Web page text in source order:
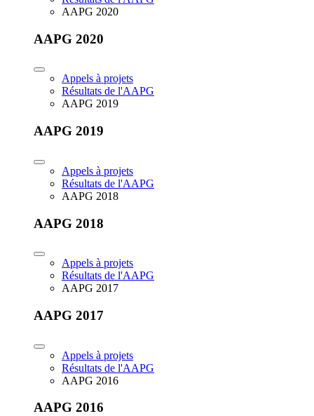
AAPG 2020
AAPG 2020
Appels à projets
Résultats de l'AAPG
AAPG 2019
AAPG 2019
Appels à projets
Résultats de l'AAPG
AAPG 2018
AAPG 2018
Appels à projets
Résultats de l'AAPG
AAPG 2017
AAPG 2017
Appels à projets
Résultats de l'AAPG
AAPG 2016
AAPG 2016